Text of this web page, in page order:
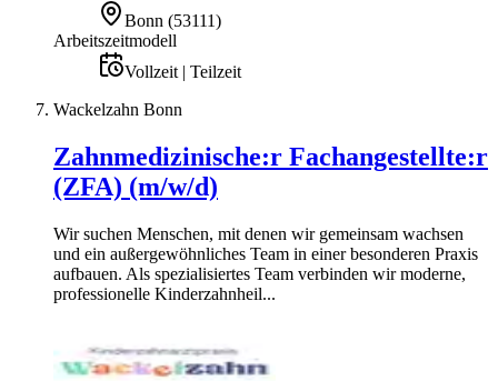
Bonn (53111)
Arbeitszeitmodell
Vollzeit | Teilzeit
Wackelzahn Bonn
Zahnmedizinische:r Fachangestellte:r
(ZFA) (m/w/d)
Wir suchen Menschen, mit denen wir gemeinsam wachsen
und ein außergewöhnliches Team in einer besonderen Praxis
aufbauen. Als spezialisiertes Team verbinden wir moderne,
professionelle Kinderzahnheil...